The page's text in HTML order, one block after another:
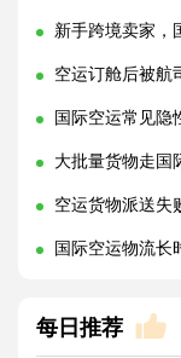
新手跨境卖家，国
空运订舱后被航司
国际空运常见隐性
大批量货物走国际
空运货物派送失败
国际空运物流长时
每日推荐